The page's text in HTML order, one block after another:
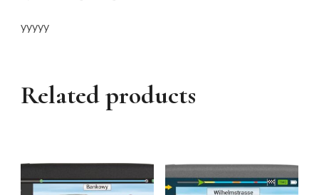
yyyyy
Related products